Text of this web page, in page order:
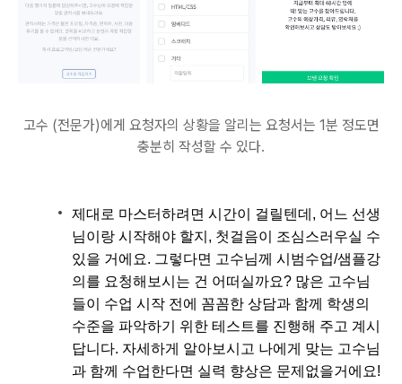
고수 (전문가)에게 요청자의 상황을 알리는 요청서는 1분 정도면
충분히 작성할 수 있다.
제대로 마스터하려면 시간이 걸릴텐데, 어느 선생
님이랑 시작해야 할지, 첫걸음이 조심스러우실 수
있을 거에요. 그렇다면 고수님께 시범수업/샘플강
의를 요청해보시는 건 어떠실까요? 많은 고수님
들이 수업 시작 전에 꼼꼼한 상담과 함께 학생의
수준을 파악하기 위한 테스트를 진행해 주고 계시
답니다. 자세하게 알아보시고 나에게 맞는 고수님
과 함께 수업한다면 실력 향상은 문제없을거에요!